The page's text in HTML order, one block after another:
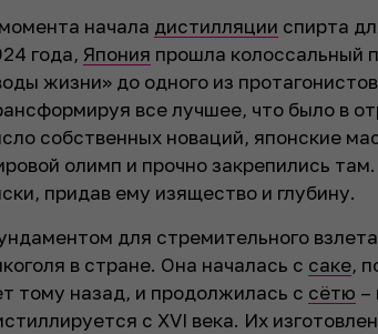
начала дистилляции спирта
года, Япония прошла колоссальный
жизни» до одного из
все лучшее, что было в
собственных новаций, японские
олимп и прочно закрепились
придав ему изящество и глубину.
для стремительного
в стране. Она началась с саке,
тому назад, и продолжилась с сётю –
с XVI века. Их